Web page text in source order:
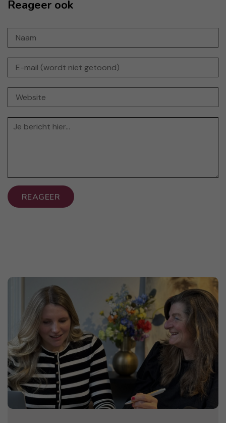
Reageer ook
REAGEER